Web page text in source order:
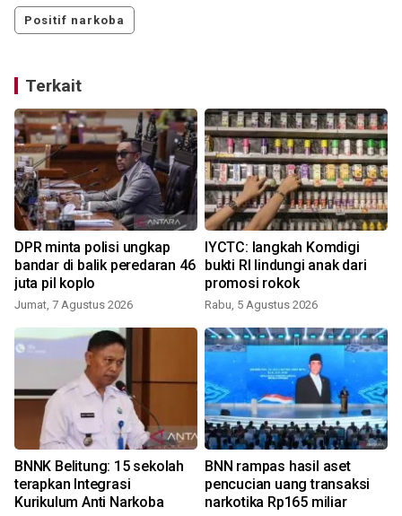
Positif narkoba
Terkait
DPR minta polisi ungkap
bandar di balik peredaran 46
juta pil koplo
Jumat, 7 Agustus 2026
IYCTC: langkah Komdigi
bukti RI lindungi anak dari
promosi rokok
Rabu, 5 Agustus 2026
BNNK Belitung: 15 sekolah
terapkan Integrasi
Kurikulum Anti Narkoba
BNN rampas hasil aset
pencucian uang transaksi
narkotika Rp165 miliar